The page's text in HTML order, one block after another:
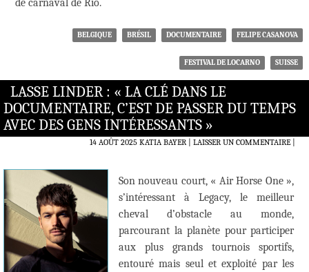
de carnaval de Rio.
BELGIQUE BRÉSIL DOCUMENTAIRE FELIPE CASANOVA
FESTIVAL DE LOCARNO SUISSE
LASSE LINDER : « LA CLÉ DANS LE
DOCUMENTAIRE, C’EST DE PASSER DU TEMPS
AVEC DES GENS INTÉRESSANTS »
14 AOÛT 2025 KATIA BAYER LAISSER UN COMMENTAIRE|
Son nouveau court, « Air Horse One »,
s’intéressant à Legacy, le meilleur
cheval d’obstacle au monde,
parcourant la planète pour participer
aux plus grands tournois sportifs,
entouré mais seul et exploité par les